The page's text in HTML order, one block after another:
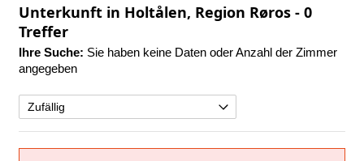
Unterkunft in Holtålen, Region Røros - 0
Treffer
Ihre Suche: Sie haben keine Daten oder Anzahl der Zimmer
angegeben